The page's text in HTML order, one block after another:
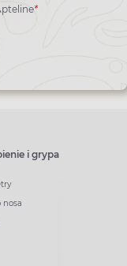
*
i grypa
nosa